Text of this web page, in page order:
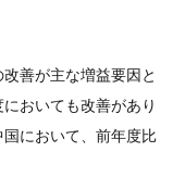
善が主な増益要因と
おいても改善があり
において、前年度比